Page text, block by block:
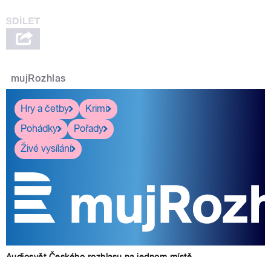
mujRozhlas
Hry a četby
Krimi
Pohádky
Pořady
Živé vysílání